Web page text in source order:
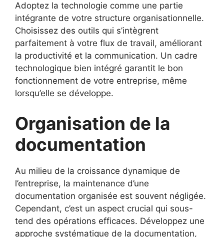
Adoptez la technologie comme une partie
intégrante de votre structure organisationnelle.
Choisissez des outils qui s’intègrent
parfaitement à votre flux de travail, améliorant
la productivité et la communication. Un cadre
technologique bien intégré garantit le bon
fonctionnement de votre entreprise, même
lorsqu’elle se développe.
Organisation de la
documentation
Au milieu de la croissance dynamique de
l’entreprise, la maintenance d’une
documentation organisée est souvent négligée.
Cependant, c’est un aspect crucial qui sous-
tend des opérations efficaces. Développez une
approche systématique de la documentation,